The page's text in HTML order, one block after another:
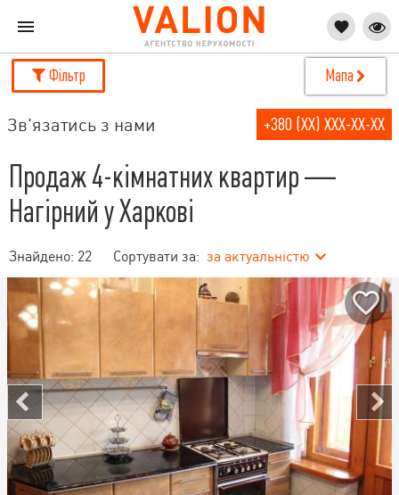
Фільтр Мапа
Зв'язатись з нами +380 (XX) XXX-XX-XX
Продаж 4-кімнатних квартир —
Нагірний у Харкові
Знайдено: 22 Сортувати за: за актуальністю